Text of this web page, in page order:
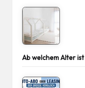
Ab welchem Alter